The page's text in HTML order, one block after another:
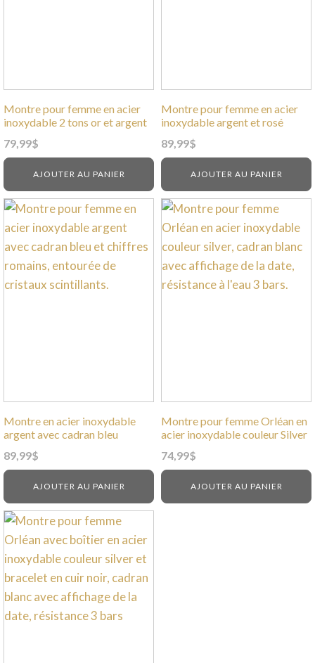
Montre pour femme en acier
inoxydable 2 tons or et argent
79,99$
AJOUTER AU PANIER
Montre pour femme en acier
inoxydable argent et rosé
89,99$
AJOUTER AU PANIER
Montre en acier inoxydable
argent avec cadran bleu
89,99$
AJOUTER AU PANIER
Montre pour femme Orléan en
acier inoxydable couleur Silver
74,99$
AJOUTER AU PANIER